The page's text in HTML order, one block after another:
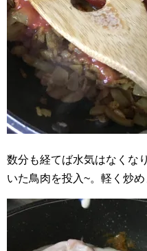
数分も経てば水気はなくな
いた鳥肉を投入~。軽く炒め